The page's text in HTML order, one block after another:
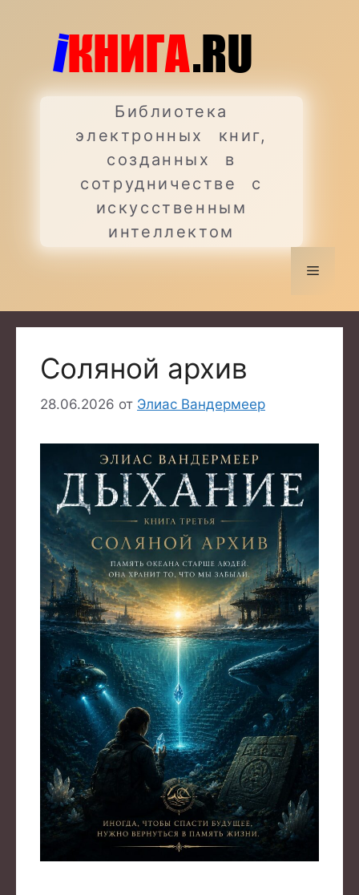
содержимому
Библиотека
электронных книг,
созданных в
сотрудничестве с
искусственным
интеллектом
Меню
Соляной архив
28.06.2026 от Элиас Вандермеер